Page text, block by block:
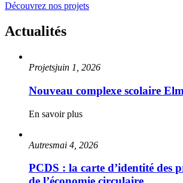
Découvrez nos projets
Actualités
Projetsjuin 1, 2026
Nouveau complexe scolaire
En savoir plus
Autresmai 4, 2026
PCDS : la carte d’identité des